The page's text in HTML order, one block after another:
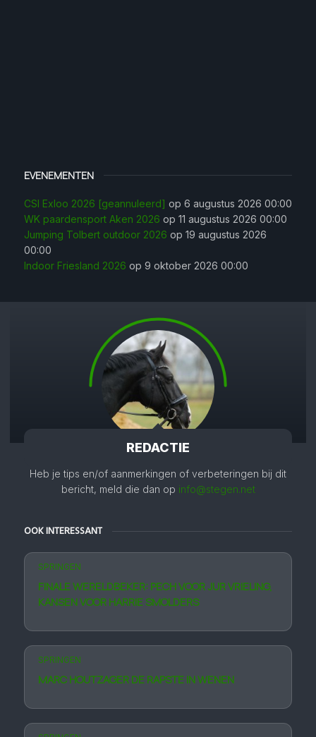
REDACTIE
Heb je tips en/of aanmerkingen of verbeteringen bij dit
bericht, meld die dan op info@stegen.net
OOK INTERESSANT
SPRINGEN
FINALE WERELDBEKER: PECH VOOR JUR VRIELING,
KANSEN VOOR HARRIE SMOLDERS
SPRINGEN
MARC HOUTZAGER DE RAPSTE IN WENEN
EVENEMENTEN
CSI Exloo 2026 [geannuleerd] op 6 augustus 2026 00:00
WK paardensport Aken 2026 op 11 augustus 2026 00:00
Jumping Tolbert outdoor 2026 op 19 augustus 2026
00:00
Indoor Friesland 2026 op 9 oktober 2026 00:00